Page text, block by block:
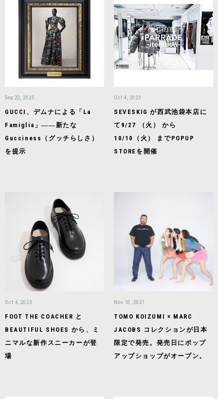
Sep 22, 2025
GUCCI、デムナによる「La
Famiglia」――新たな
Gucciness（グッチらしさ）
を提示
Oct 4, 2023
SEVESKIG が西武池袋本店に
て9/27 （火） から
10/10（火） までPOPUP
STOREを開催
Oct 4, 2023
FOOT THE COACHER と
BEAUTIFUL SHOES から、ミ
ニマルな新作スニーカーが登
場
Nov 10, 2021
TOMO KOIZUMI × MARC
JACOBS コレクションが日本
限定で発売。発売日にポップ
アップショップがオープン。